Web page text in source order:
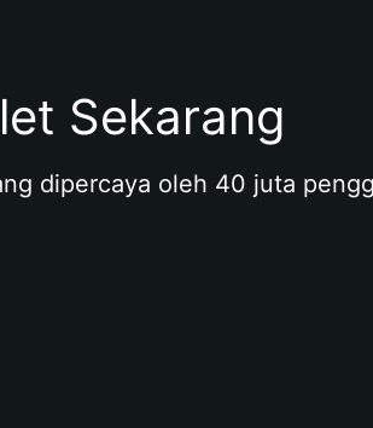
Sekarang
dipercaya oleh 40 juta